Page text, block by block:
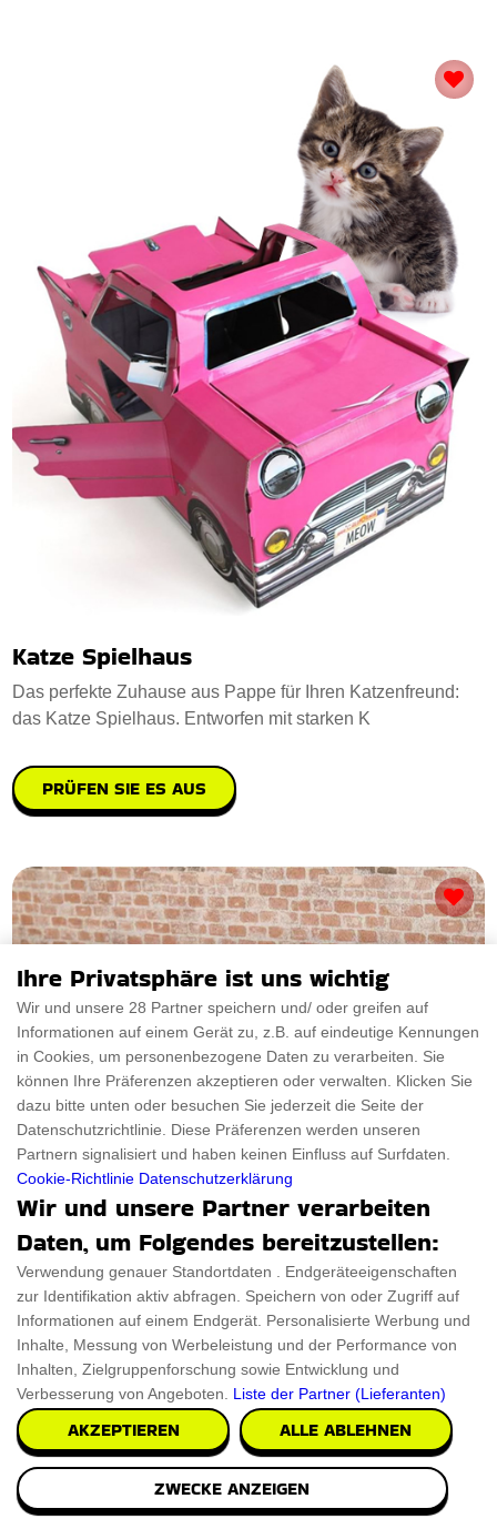
Katze Spielhaus
Das perfekte Zuhause aus Pappe für Ihren Katzenfreund:
das Katze Spielhaus. Entworfen mit starken K
PRÜFEN SIE ES AUS
Cadillac Auto Wandregal Rosa
Das Cadillac Auto Wandregal Rosa setzt einen tollen
Ihre Privatsphäre ist uns wichtig
Wir und unsere 28 Partner speichern und/ oder greifen auf
Informationen auf einem Gerät zu, z.B. auf eindeutige Kennungen
in Cookies, um personenbezogene Daten zu verarbeiten. Sie
können Ihre Präferenzen akzeptieren oder verwalten. Klicken Sie
dazu bitte unten oder besuchen Sie jederzeit die Seite der
Datenschutzrichtlinie. Diese Präferenzen werden unseren
Partnern signalisiert und haben keinen Einfluss auf Surfdaten.
Cookie-Richtlinie Datenschutzerklärung
Wir und unsere Partner verarbeiten
Daten, um Folgendes bereitzustellen:
Verwendung genauer Standortdaten . Endgeräteeigenschaften
zur Identifikation aktiv abfragen. Speichern von oder Zugriff auf
Informationen auf einem Endgerät. Personalisierte Werbung und
Inhalte, Messung von Werbeleistung und der Performance von
Inhalten, Zielgruppenforschung sowie Entwicklung und
Verbesserung von Angeboten. Liste der Partner (Lieferanten)
AKZEPTIEREN ALLE ABLEHNEN
ZWECKE ANZEIGEN